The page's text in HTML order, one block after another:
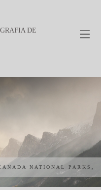
DE
NATIONAL PARKS,
BANFF - JASPER